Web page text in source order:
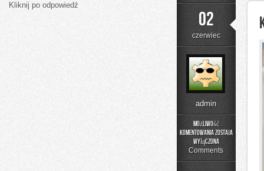
02
czerwiec
admin
Możliwość
komentowania
materiały
została
wyłączona
Comments
Kliknij po odpowiedź